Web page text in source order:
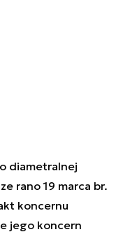
diametralnej
rano 19 marca br.
koncernu
jego koncern